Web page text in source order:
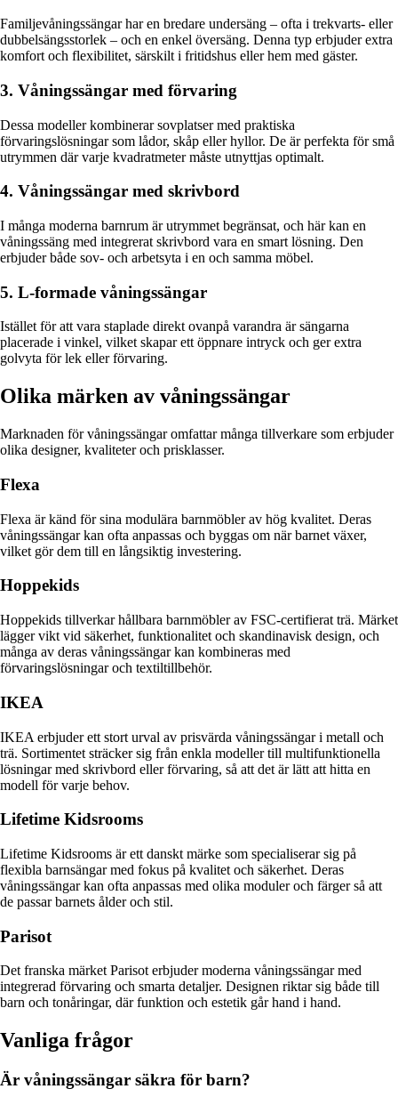
Familjevåningssängar har en bredare undersäng – ofta i trekvarts- eller
dubbelsängsstorlek – och en enkel översäng. Denna typ erbjuder extra
komfort och flexibilitet, särskilt i fritidshus eller hem med gäster.
3. Våningssängar med förvaring
Dessa modeller kombinerar sovplatser med praktiska
förvaringslösningar som lådor, skåp eller hyllor. De är perfekta för små
utrymmen där varje kvadratmeter måste utnyttjas optimalt.
4. Våningssängar med skrivbord
I många moderna barnrum är utrymmet begränsat, och här kan en
våningssäng med integrerat skrivbord vara en smart lösning. Den
erbjuder både sov- och arbetsyta i en och samma möbel.
5. L-formade våningssängar
Istället för att vara staplade direkt ovanpå varandra är sängarna
placerade i vinkel, vilket skapar ett öppnare intryck och ger extra
golvyta för lek eller förvaring.
Olika märken av våningssängar
Marknaden för våningssängar omfattar många tillverkare som erbjuder
olika designer, kvaliteter och prisklasser.
Flexa
Flexa är känd för sina modulära barnmöbler av hög kvalitet. Deras
våningssängar kan ofta anpassas och byggas om när barnet växer,
vilket gör dem till en långsiktig investering.
Hoppekids
Hoppekids tillverkar hållbara barnmöbler av FSC-certifierat trä. Märket
lägger vikt vid säkerhet, funktionalitet och skandinavisk design, och
många av deras våningssängar kan kombineras med
förvaringslösningar och textiltillbehör.
IKEA
IKEA erbjuder ett stort urval av prisvärda våningssängar i metall och
trä. Sortimentet sträcker sig från enkla modeller till multifunktionella
lösningar med skrivbord eller förvaring, så att det är lätt att hitta en
modell för varje behov.
Lifetime Kidsrooms
Lifetime Kidsrooms är ett danskt märke som specialiserar sig på
flexibla barnsängar med fokus på kvalitet och säkerhet. Deras
våningssängar kan ofta anpassas med olika moduler och färger så att
de passar barnets ålder och stil.
Parisot
Det franska märket Parisot erbjuder moderna våningssängar med
integrerad förvaring och smarta detaljer. Designen riktar sig både till
barn och tonåringar, där funktion och estetik går hand i hand.
Vanliga frågor
Är våningssängar säkra för barn?